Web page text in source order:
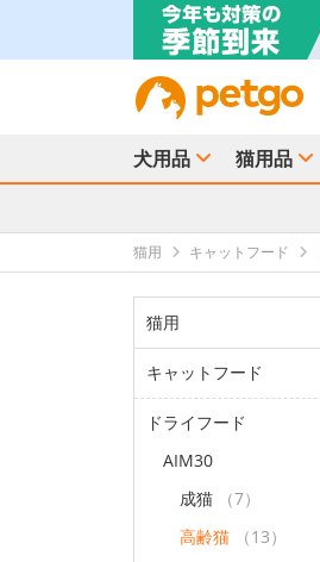
犬用品 猫用品
猫用 キャットフード
猫用
キャットフード
ドライフード
AIM30
成猫
（7）
高齢猫
（13）